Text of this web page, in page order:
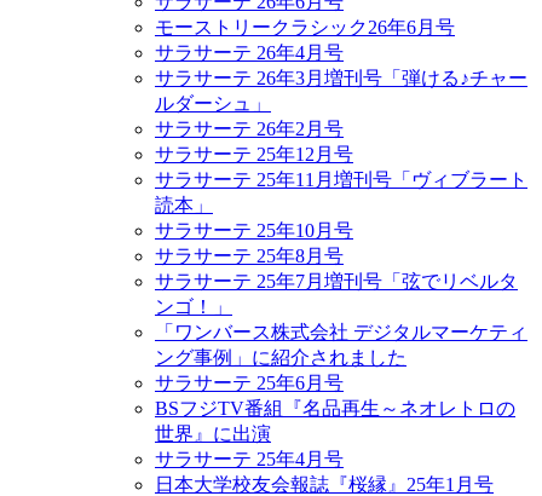
モーストリークラシック26年6月号
サラサーテ 26年4月号
サラサーテ 26年3月増刊号「弾ける♪チャー
ルダーシュ」
サラサーテ 26年2月号
サラサーテ 25年12月号
サラサーテ 25年11月増刊号「ヴィブラート
読本」
サラサーテ 25年10月号
サラサーテ 25年8月号
サラサーテ 25年7月増刊号「弦でリベルタ
ンゴ！」
「ワンバース株式会社 デジタルマーケティ
ング事例」に紹介されました
サラサーテ 25年6月号
BSフジTV番組『名品再生～ネオレトロの
世界』に出演
サラサーテ 25年4月号
日本大学校友会報誌『桜縁』25年1月号